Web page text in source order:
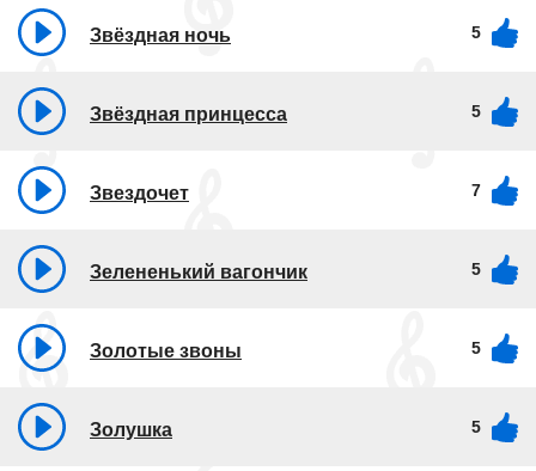
Звёздная ночь 5
Звёздная принцесса 5
Звездочет 7
Зелененький вагончик 5
Золотые звоны 5
Золушка 5